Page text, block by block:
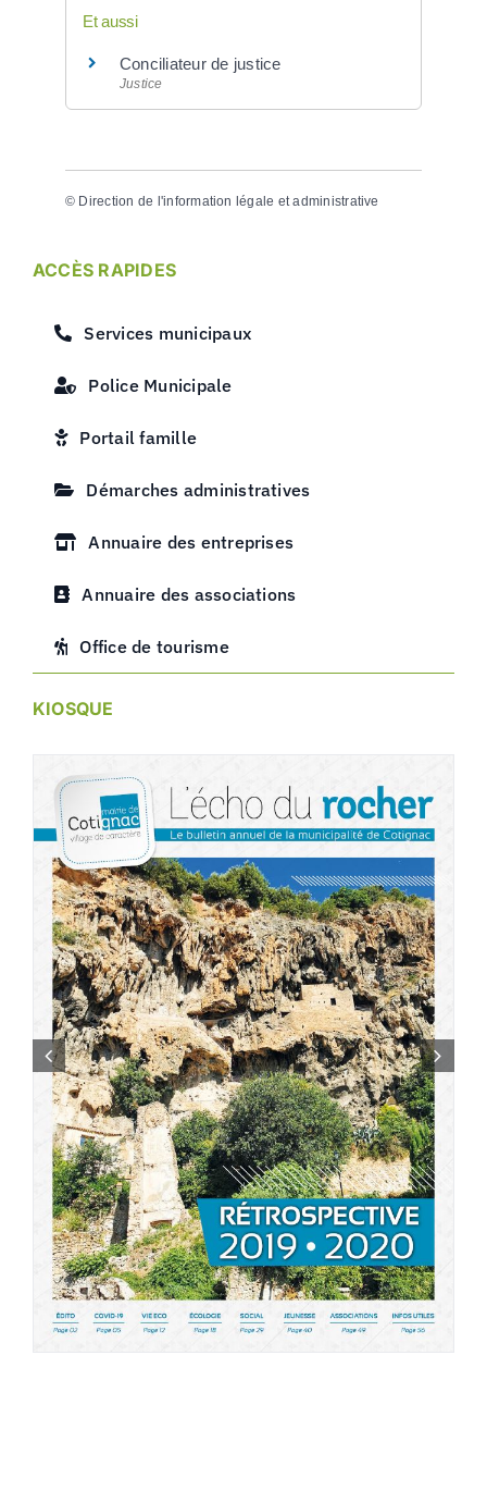
Et aussi
Conciliateur de justice
Justice
© Direction de l'information légale et administrative
ACCÈS RAPIDES
Services municipaux
Police Municipale
Portail famille
Démarches administratives
Annuaire des entreprises
Annuaire des associations
Office de tourisme
KIOSQUE